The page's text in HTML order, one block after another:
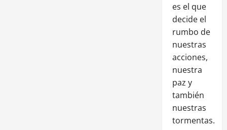
es el que
decide el
rumbo de
nuestras
acciones,
nuestra
paz y
también
nuestras
tormentas.